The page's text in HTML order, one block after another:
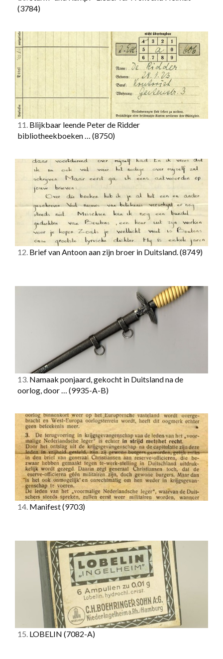
(3784)
11. Blijkbaar leende Peter de Ridder
bibliotheekboeken … (8750)
12. Brief van Antoon aan zijn broer in Duitsland.(8749)
13. Namaak ponjaard, gekocht in Duitsland na de
oorlog, door … (9935-A-B)
14. Manifest(9703)
15. LOBELIN (7082-A)